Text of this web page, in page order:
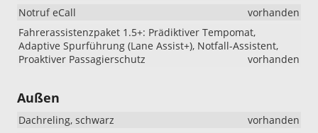
Notruf eCall
vorhanden
Fahrerassistenzpaket 1.5+: Prädiktiver Tempomat,
Adaptive Spurführung (Lane Assist+), Notfall-Assistent,
Proaktiver Passagierschutz
vorhanden
Außen
Dachreling, schwarz
vorhanden